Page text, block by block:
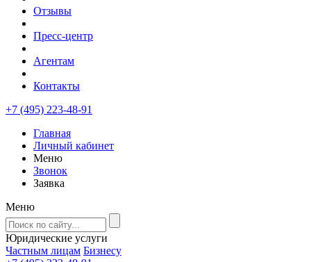
Отзывы
Пресс-центр
Агентам
Контакты
+7 (495) 223-48-91
Главная
Личный кабинет
Меню
Звонок
Заявка
Меню
Юридические услуги
Частным лицам Бизнесу